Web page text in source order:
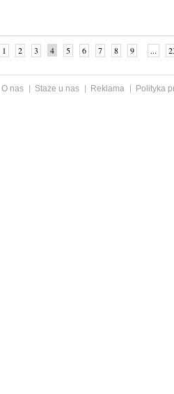
1 2 3 4 5 6 7 8 9 ...
O nas Staże u nas Reklama
Polityka